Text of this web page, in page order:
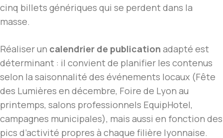
cinq billets génériques qui se perdent dans la
masse.
Réaliser un calendrier de publication adapté est
déterminant : il convient de planifier les contenus
selon la saisonnalité des événements locaux (Fête
des Lumières en décembre, Foire de Lyon au
printemps, salons professionnels EquipHotel,
campagnes municipales), mais aussi en fonction des
pics d’activité propres à chaque filière lyonnaise.